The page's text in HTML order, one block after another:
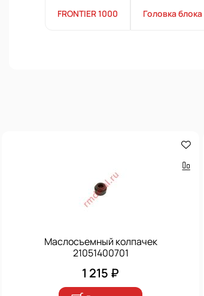
FRONTIER 1000 Головка
Маслосъемный колпачек
21051400701
1 215 ₽